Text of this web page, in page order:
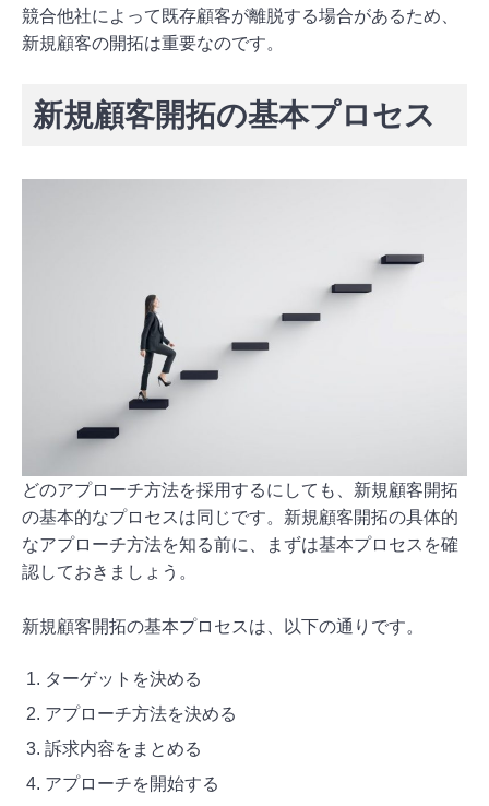
競合他社によって既存顧客が離脱する場合があるため、
新規顧客の開拓は重要なのです。
新規顧客開拓の基本プロセス
どのアプローチ方法を採用するにしても、新規顧客開拓
の基本的なプロセスは同じです。新規顧客開拓の具体的
なアプローチ方法を知る前に、まずは基本プロセスを確
認しておきましょう。
新規顧客開拓の基本プロセスは、以下の通りです。
ターゲットを決める
アプローチ方法を決める
訴求内容をまとめる
アプローチを開始する